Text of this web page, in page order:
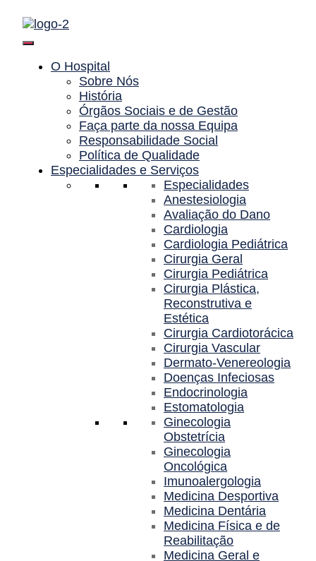
para
O Hospital
Sobre Nós
História
Órgãos Sociais e de Gestão
Faça parte da nossa Equipa
Responsabilidade Social
Política de Qualidade
Especialidades e Serviços
Especialidades
Anestesiologia
Avaliação do Dano
Cardiologia
Cardiologia Pediátrica
Cirurgia Geral
Cirurgia Pediátrica
Cirurgia Plástica,
Reconstrutiva e
Estética
Cirurgia Cardiotorácica
Cirurgia Vascular
Dermato-Venereologia
Doenças Infeciosas
Endocrinologia
Estomatologia
Ginecologia
Obstetrícia
Ginecologia
Oncológica
Imunoalergologia
Medicina Desportiva
Medicina Dentária
Medicina Física e de
Reabilitação
Medicina Geral e